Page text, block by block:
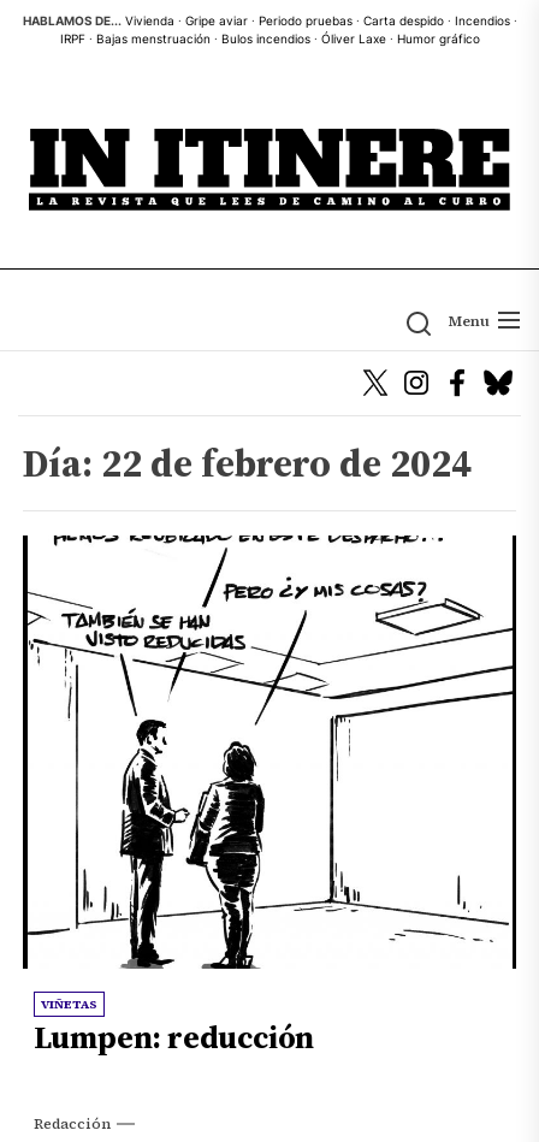
SkipHABLAMOS DE... Vivienda · Gripe aviar· Periodo pruebas· Carta despido· Incendios·
IRPF· Bajas menstruación · Bulos incendios· Óliver Laxe· Humor gráfico
Menu
Día: 22 de febrero de 2024
VIÑETAS
Lumpen: reducción
Redacción